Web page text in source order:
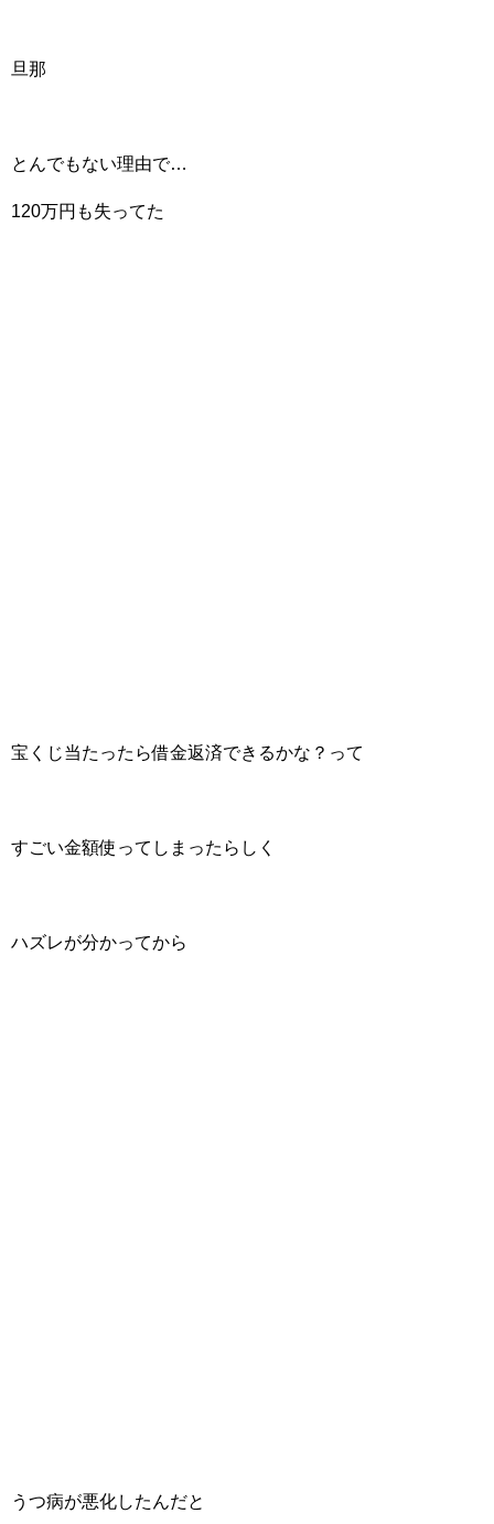
旦那
とんでもない理由で…
120万円も失ってた
宝くじ当たったら借金返済できるかな？って
すごい金額使ってしまったらしく
ハズレが分かってから
うつ病が悪化したんだと